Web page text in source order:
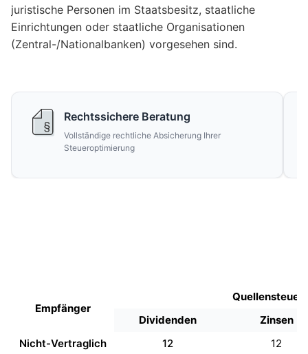
juristische Personen im Staatsbesitz, staatliche
Einrichtungen oder staatliche Organisationen
(Zentral-/Nationalbanken) vorgesehen sind.
Rechtssichere Beratung
Vollständige rechtliche Absicherung Ihrer
Steueroptimierung
Empfänger
Quellensteuer
Dividenden
Zinsen
Nicht-Vertraglich
12
12